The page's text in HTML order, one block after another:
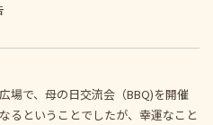
場で、母の日交流会（BBQ)を開催
るということでしたが、幸運なこと